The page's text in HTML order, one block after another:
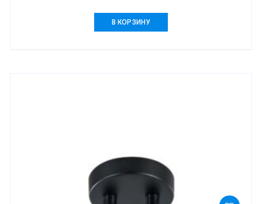
2540,00 ₽.
В КОРЗИНУ